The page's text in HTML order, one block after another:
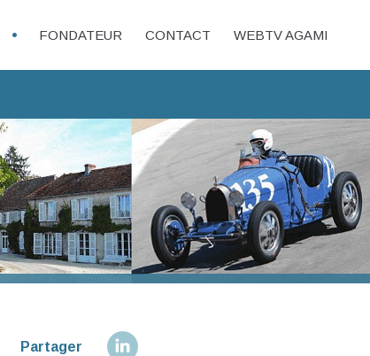
FONDATEUR CONTACT WEBTV AGAMI
Partager